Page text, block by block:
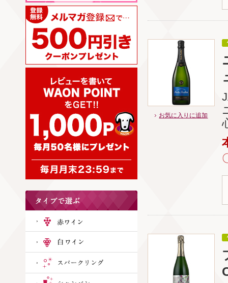
お気に入りに追加